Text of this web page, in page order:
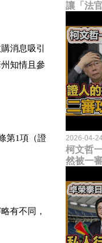
消息吸引
知情且參
第1項（證
有不同，
讓「法
2026-04-
柯文哲
然被一